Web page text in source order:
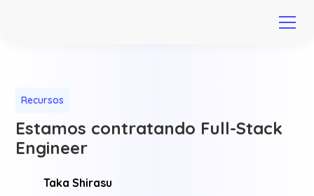
Recursos
Estamos contratando Full-Stack
Engineer
Taka Shirasu